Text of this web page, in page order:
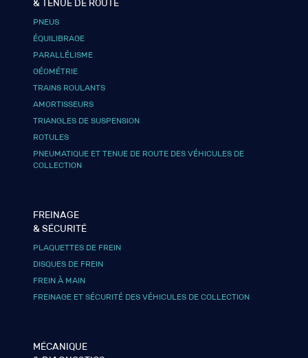
& TENUE DE ROUTE
PNEUS
ÉQUILIBRAGE
PARALLÉLISME
GÉOMÉTRIE
TRAINS ROULANTS
AMORTISSEURS
TRIANGLES DE SUSPENSION
ROTULES
PNEUMATIQUE ET TENUE DE ROUTE DES VÉHICULES DE
COLLECTION
FREINAGE
& SÉCURITÉ
PLAQUETTES DE FREIN
DISQUES DE FREIN
FREIN À MAIN
FREINAGE ET SÉCURITÉ DES VÉHICULES DE COLLECTION
MÉCANIQUE